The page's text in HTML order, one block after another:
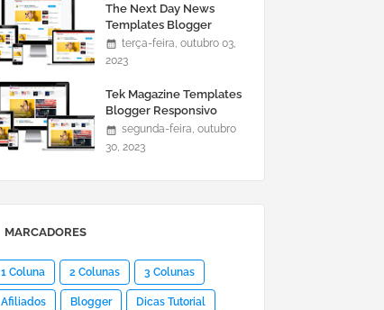
The Next Day News
Templates Blogger
Responsivo
terça-feira, outubro 03,
2023
Tek Magazine Templates
Blogger Responsivo
segunda-feira, outubro
30, 2023
MARCADORES
1 Coluna 2 Colunas 3 Colunas
Afiliados Blogger Dicas Tutorial